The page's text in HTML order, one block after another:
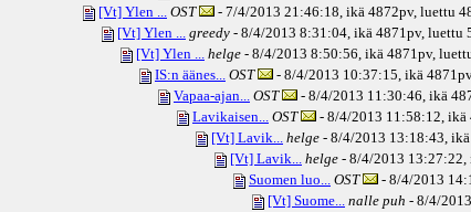
[Vt] Ylen ...
OST - 7/4/2013 21:46:18, ikä 4872pv, luettu
[Vt] Ylen ...
greedy - 8/4/2013 8:31:04, ikä 4871pv, luettu
[Vt] Ylen ...
helge - 8/4/2013 8:50:56, ikä 4871pv,
IS:n äänes... OST - 8/4/2013 10:37:15, ikä 4871pv
Vapaa-ajan... OST - 8/4/2013 11:30:46, ikä
Lavikaisen... OST - 8/4/2013 11:58:12, ikä
[Vt] Lavik... helge - 8/4/2013 13:18:43, ikä
[Vt] Lavik... helge - 8/4/2013 13:27:22,
Suomen luo... OST - 8/4/2013
[Vt] Suome... nalle puh - 8/4/